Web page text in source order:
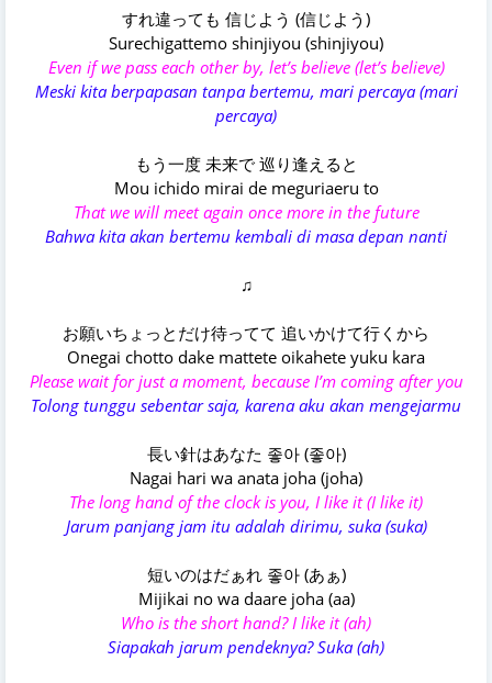
すれ違っても 信じよう (信じよう)
Surechigattemo shinjiyou (shinjiyou)
Even if we pass each other by, let’s believe (let’s believe)
Meski kita berpapasan tanpa bertemu, mari percaya (mari
percaya)
もう一度 未来で 巡り逢えると
Mou ichido mirai de meguriaeru to
That we will meet again once more in the future
Bahwa kita akan bertemu kembali di masa depan nanti
♫
お願いちょっとだけ待ってて 追いかけて行くから
Onegai chotto dake mattete oikahete yuku kara
Please wait for just a moment, because I’m coming after you
Tolong tunggu sebentar saja, karena aku akan mengejarmu
長い針はあなた 좋아 (좋아)
Nagai hari wa anata joha (joha)
The long hand of the clock is you, I like it (I like it)
Jarum panjang jam itu adalah dirimu, suka (suka)
短いのはだぁれ 좋아 (あぁ)
Mijikai no wa daare joha (aa)
Who is the short hand? I like it (ah)
Siapakah jarum pendeknya? Suka (ah)